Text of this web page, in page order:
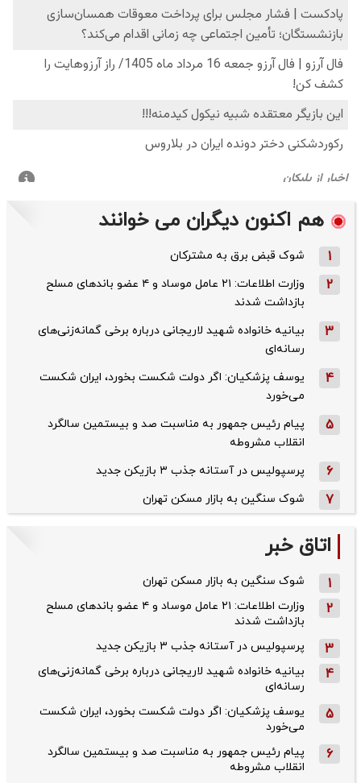
هم اکنون دیگران می خوانند
1 شوک قبض برق به مشترکان
2
وزارت اطلاعات: ۲۱ عامل موساد و ۴ عضو باندهای مسلح
بازداشت شدند
3
بیانیه خانواده شهید لاریجانی درباره برخی گمانه‌زنی‌های
رسانه‌ای
4
یوسف پزشکیان: اگر دولت شکست بخورد، ایران شکست
می‌خورد
5
پیام رئیس جمهور به مناسبت صد و بیستمین سالگرد
انقلاب مشروطه
6 پرسپولیس در آستانه جذب ۳ بازیکن جدید
7 شوک سنگین به بازار مسکن تهران
اتاق خبر
1 شوک سنگین به بازار مسکن تهران
2
وزارت اطلاعات: ۲۱ عامل موساد و ۴ عضو باندهای مسلح
بازداشت شدند
3 پرسپولیس در آستانه جذب ۳ بازیکن جدید
4
بیانیه خانواده شهید لاریجانی درباره برخی گمانه‌زنی‌های
رسانه‌ای
5
یوسف پزشکیان: اگر دولت شکست بخورد، ایران شکست
می‌خورد
6
پیام رئیس جمهور به مناسبت صد و بیستمین سالگرد
انقلاب مشروطه